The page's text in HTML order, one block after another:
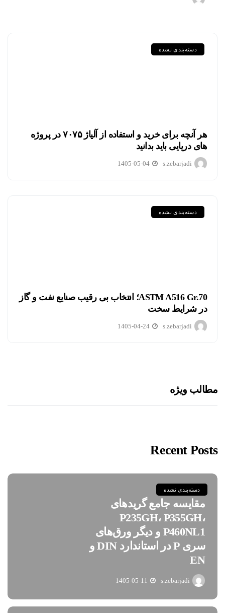
دسته‌بندی نشده
هر آنچه برای خرید و استفاده از آلیاژ ۷۰۷۵ در پروژه
های دریایی باید بدانید
s.zebarjadi
1405-05-04
دسته‌بندی نشده
ASTM A516 Gr.70؛ انتخاب بی رقیب صنایع نفت و گاز
در شرایط سخت
s.zebarjadi
1405-04-24
مطالب ویژه
Recent Posts
دسته‌بندی نشده
مقایسه جامع گریدهای
P235GH، P355GH،
P460NL1 و دیگر ورق‌های
سری P در استاندارد DIN و
EN
s.zebarjadi
1405-05-11